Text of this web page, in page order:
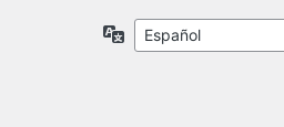
Idioma